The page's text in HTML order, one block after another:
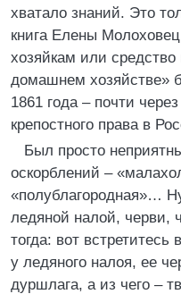
хватало знаний. Это
книга Елены
хозяйкам или
домашнем хозяйстве»
1861 года – почти
крепостного права в
Был просто
оскорблений –
«полублагородная»…
ледяной налой, черви,
тогда: вот
у ледяного налоя, ее
дуршлага, а из чего –